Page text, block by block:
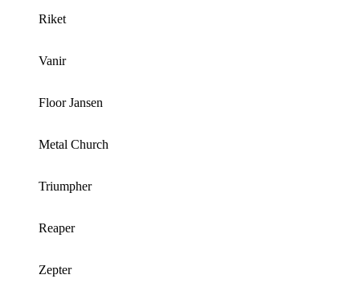
Riket
Vanir
Floor Jansen
Metal Church
Triumpher
Reaper
Zepter